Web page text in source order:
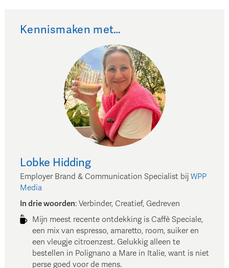
Kennismaken met…
Lobke Hidding
Employer Brand & Communication Specialist bij WPP
Media
In drie woorden: Verbinder, Creatief, Gedreven
Mijn meest recente ontdekking is Caffè Speciale,
een mix van espresso, amaretto, room, suiker en
een vleugje citroenzest. Gelukkig alleen te
bestellen in Polignano a Mare in Italie, want is niet
perse goed voor de mens.